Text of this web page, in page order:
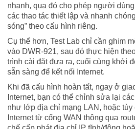
nhanh, qua đó cho phép người
các thao tác thiết lập và nhanh
sóng” theo cấu hình riêng.
Cụ thể hơn, Test Lab chỉ cần ghim
vào DWR-921, sau đó thực hiện
trình cài đặt đưa ra, cuối cùng khởi
sẵn sàng để kết nối Internet.
Khi đã cấu hình hoàn tất, ngay ở
Internet, bạn có thể chỉnh sửa lại
như lớp địa chỉ mạng LAN, hoặc tùy
Internet từ cổng WAN thông qua